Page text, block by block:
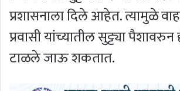
प्रशासनाला दिले आहेत. त्यामुळे
प्रवासी यांच्यातील सुट्ट्या पैशावरुन
टाळले जाऊ शकतात.